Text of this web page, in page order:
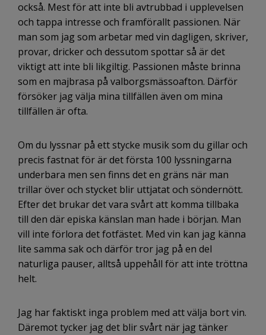
också. Mest för att inte bli avtrubbad i upplevelsen
och tappa intresse och framförallt passionen. När
man som jag som arbetar med vin dagligen, skriver,
provar, dricker och dessutom spottar så är det
viktigt att inte bli likgiltig. Passionen måste brinna
som en majbrasa på valborgsmässoafton. Därför
försöker jag välja mina tillfällen även om mina
tillfällen är ofta.
Om du lyssnar på ett stycke musik som du gillar och
precis fastnat för är det första 100 lyssningarna
underbara men sen finns det en gräns när man
trillar över och stycket blir uttjatat och söndernött.
Efter det brukar det vara svårt att komma tillbaka
till den där episka känslan man hade i början. Man
vill inte förlora det fotfästet. Med vin kan jag känna
lite samma sak och därför tror jag på en del
naturliga pauser, alltså uppehåll för att inte tröttna
helt.
Jag har faktiskt inga problem med att välja bort vin.
Däremot tycker jag det blir svårt när jag tänker